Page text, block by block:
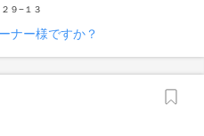
９−１３
ナー様ですか？